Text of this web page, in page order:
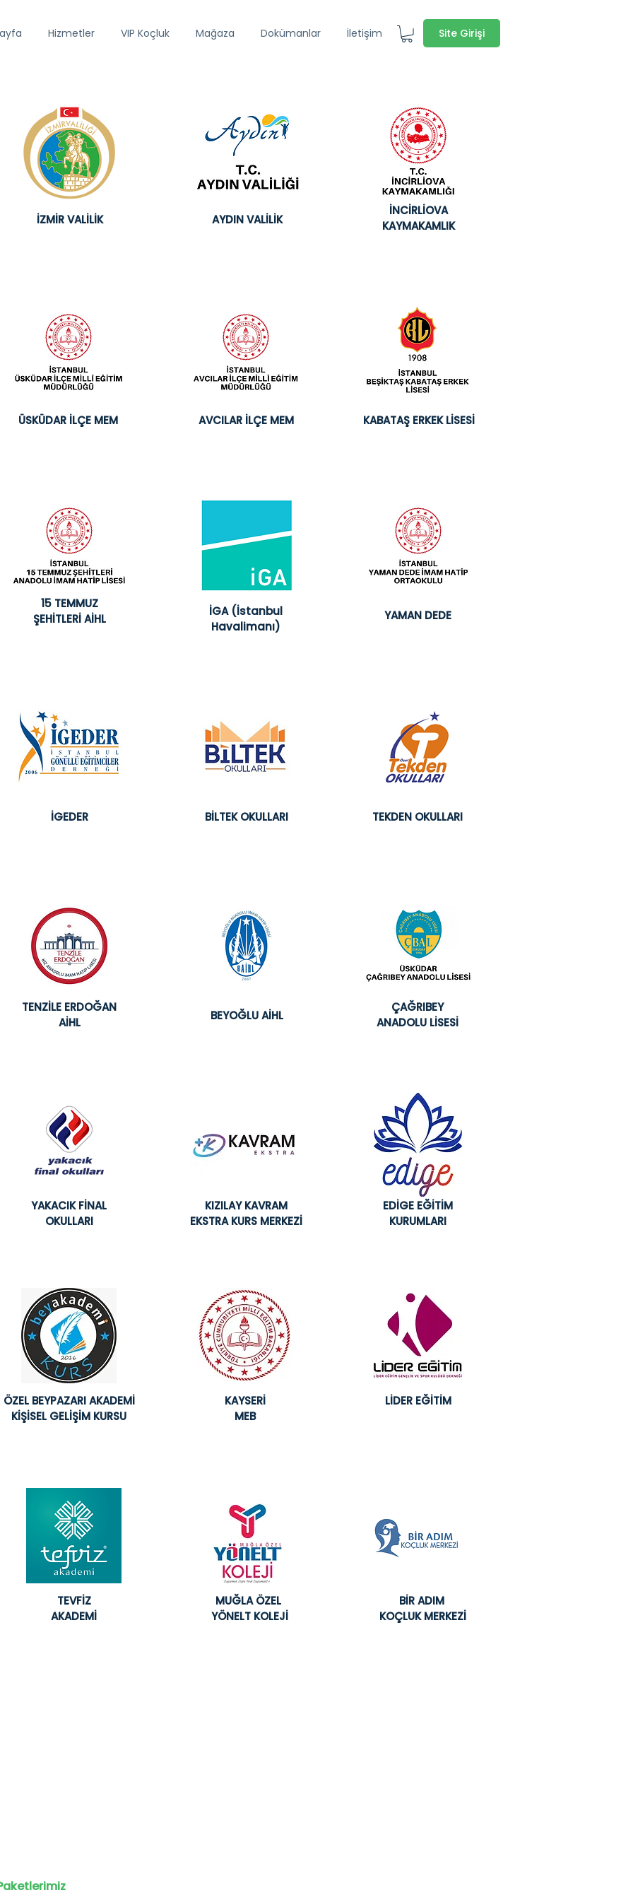
Hizmetler VIP Koçluk Mağaza Dokümanlar İletişim Site Girişi
İZMİR VALİLİK AYDIN VALİLİK
İNCİRLİOVA
KAYMAKAMLIK
ÜSKÜDAR İLÇE MEM AVCILAR İLÇE MEM KABATAŞ ERKEK LİSESİ
15 TEMMUZ
ŞEHİTLERİ AİHL
İGA (İstanbul
Havalimanı)
YAMAN DEDE
İGEDER BİLTEK OKULLARI TEKDEN OKULLARI
TENZİLE ERDOĞAN
AİHL
BEYOĞLU AİHL
ÇAĞRIBEY
ANADOLU LİSESİ
YAKACIK FİNAL
OKULLARI
KIZILAY KAVRAM
EKSTRA KURS MERKEZİ
EDİGE EĞİTİM
KURUMLARI
ÖZEL BEYPAZARI AKADEMİ
KİŞİSEL GELİŞİM KURSU
KAYSERİ
MEB
LİDER EĞİTİM
TEVFİZ
AKADEMİ
MUĞLA ÖZEL
YÖNELT KOLEJİ
BİR ADIM
KOÇLUK MERKEZİ